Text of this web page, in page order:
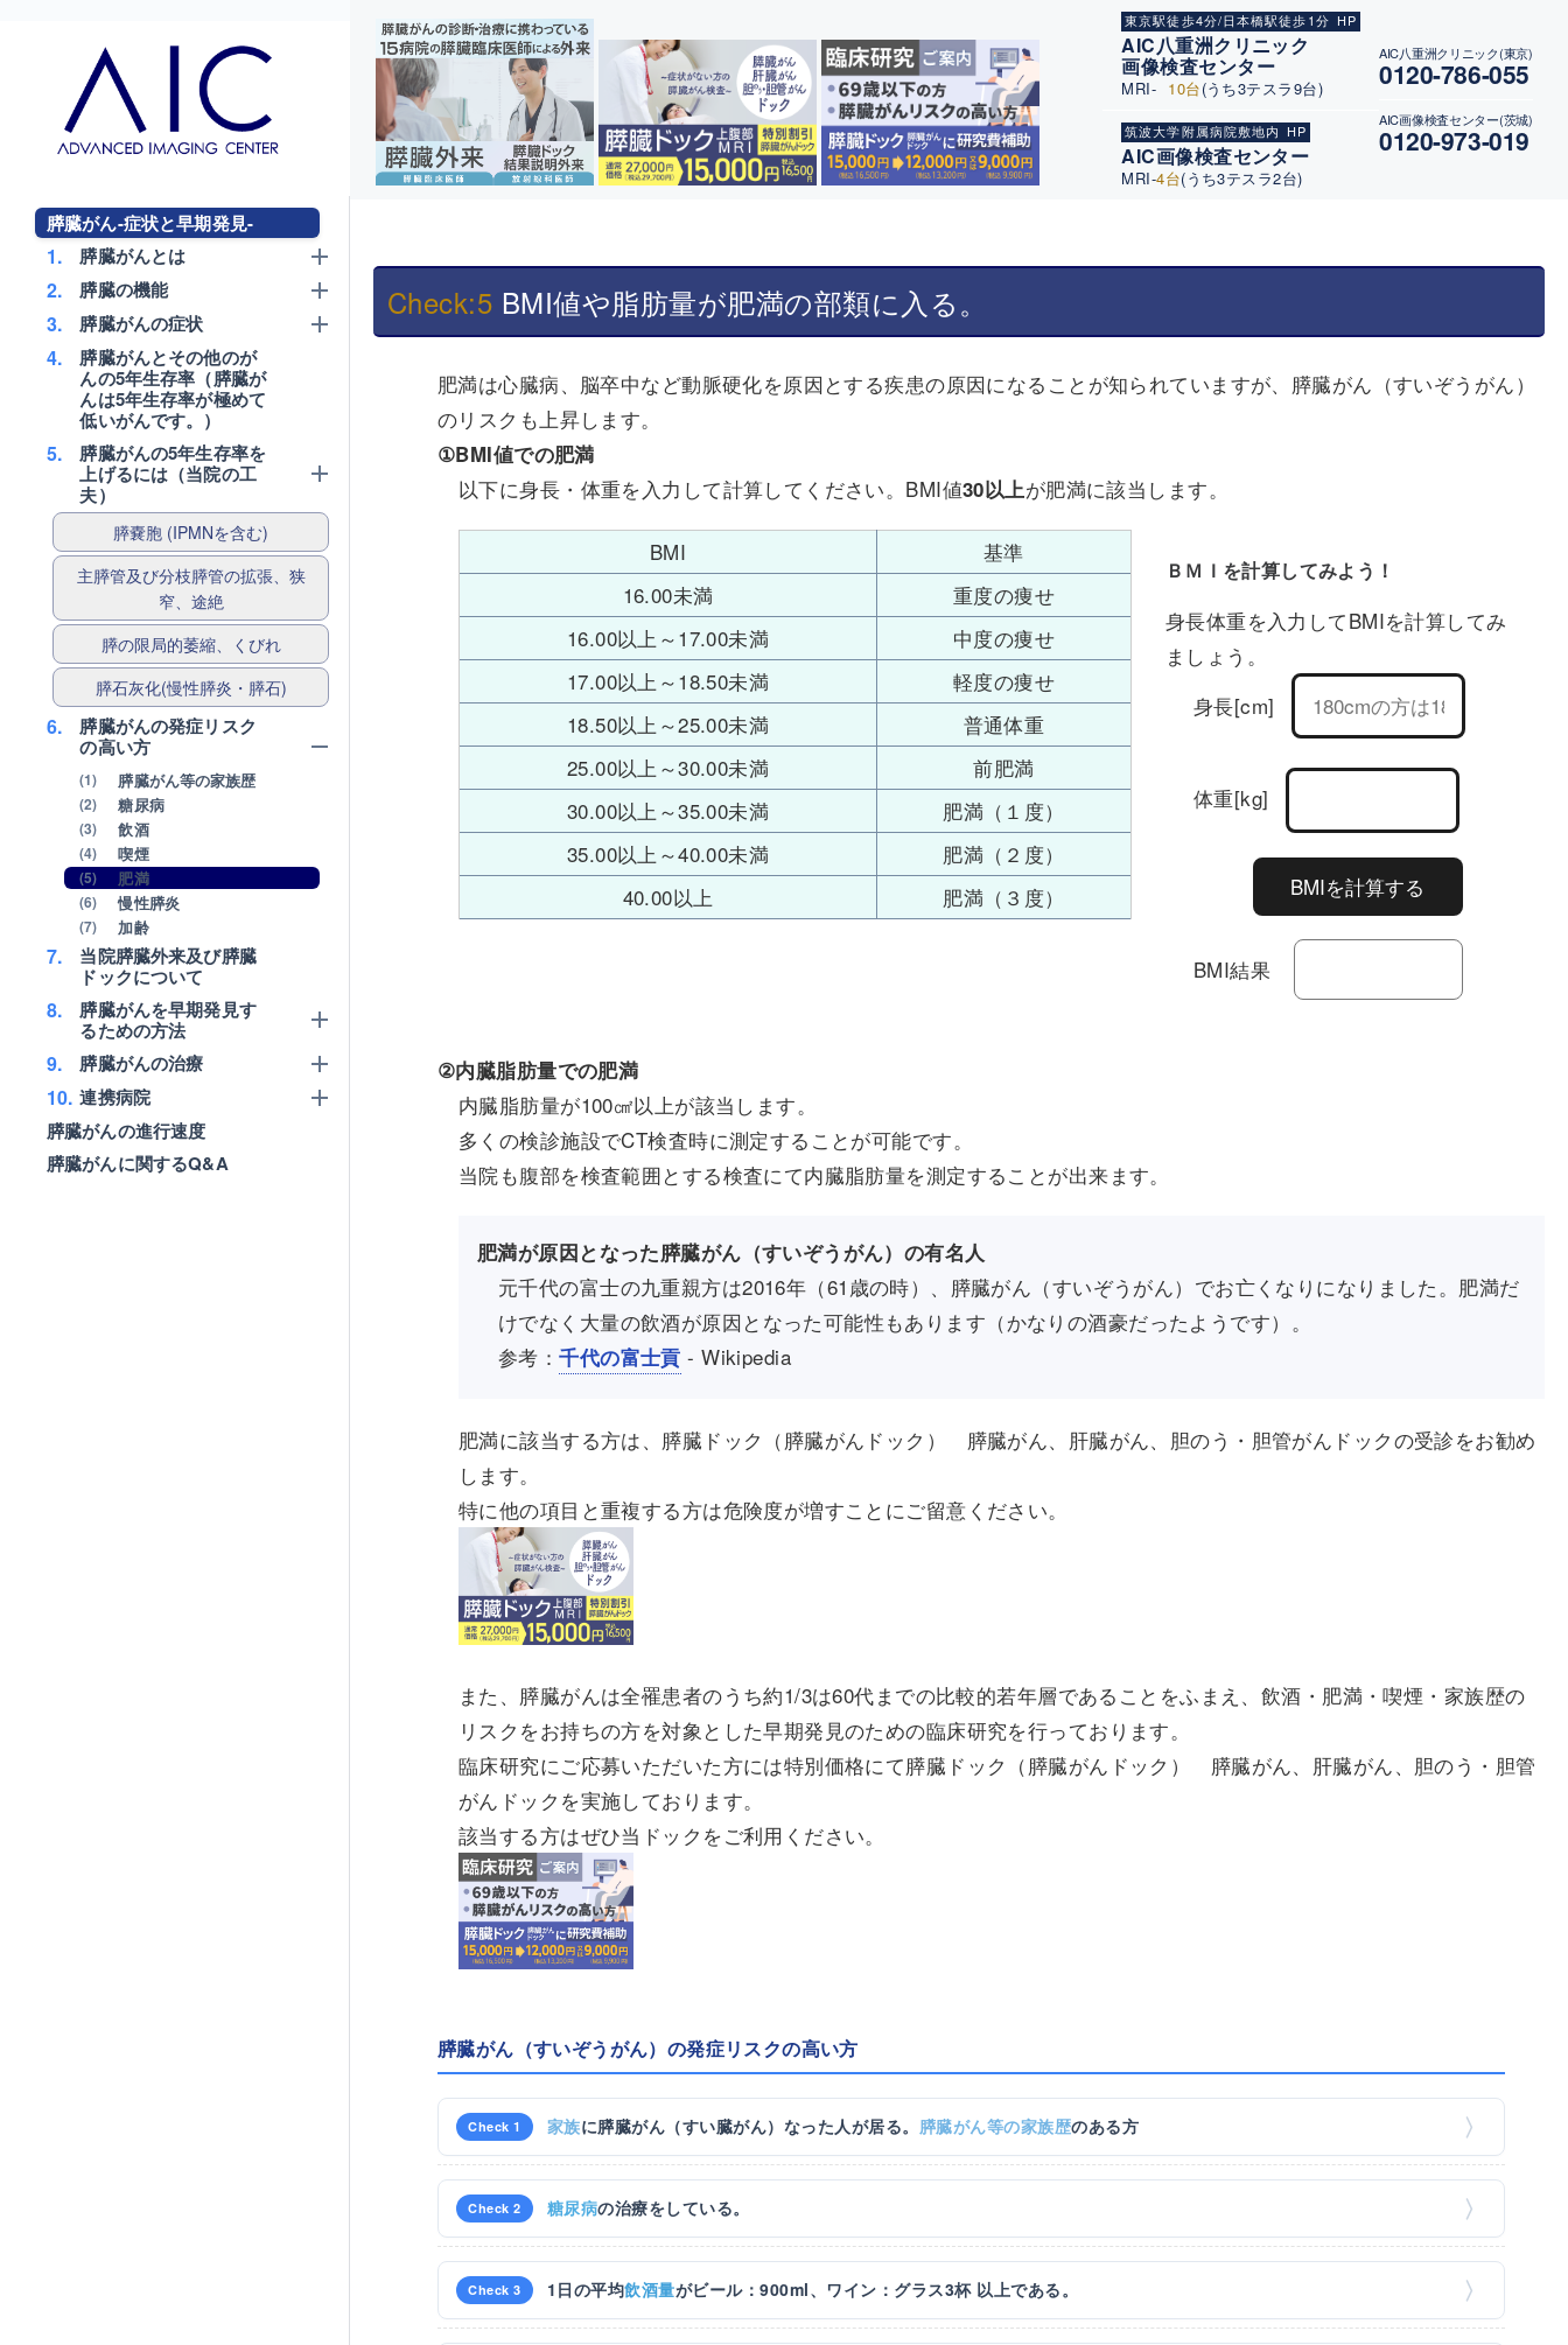
膵臓がん-症状と早期発見-
1. 膵臓がんとは
2. 膵臓の機能
3. 膵臓がんの症状
4.
膵臓がんとその他のが
んの5年生存率（膵臓が
んは5年生存率が極めて
低いがんです。）
5.
膵臓がんの5年生存率を
上げるには（当院の工
夫）
膵嚢胞 (IPMNを含む)
主膵管及び分枝膵管の拡張、狭
窄、途絶
膵の限局的萎縮、くびれ
膵石灰化(慢性膵炎・膵石)
6.
膵臓がんの発症リスク
の高い方
(1) 膵臓がん等の家族歴
(2) 糖尿病
(3) 飲酒
(4) 喫煙
(5) 肥満
(6) 慢性膵炎
(7) 加齢
7.
当院膵臓外来及び膵臓
ドックについて
8.
膵臓がんを早期発見す
るための方法
9. 膵臓がんの治療
10. 連携病院
膵臓がんの進行速度
膵臓がんに関するQ&A
東京駅徒歩4分/日本橋駅徒歩1分 HP
AIC八重洲クリニック
画像検査センター
MRI- 10台(うち3テスラ9台)
筑波大学附属病院敷地内 HP
AIC画像検査センター
MRI-4台(うち3テスラ2台)
AIC八重洲クリニック(東京)
0120-786-055
AIC画像検査センター(茨城)
0120-973-019
Check:5 BMI値や脂肪量が肥満の部類に入る。
肥満は心臓病、脳卒中など動脈硬化を原因とする疾患の原因になることが知られていますが、膵臓がん（すいぞうがん）
のリスクも上昇します。
BMI値での肥満
以下に身長・体重を入力して計算してください。BMI値30以上が肥満に該当します。
BMI
基準
16.00未満
重度の痩せ
16.00以上～17.00未満
中度の痩せ
17.00以上～18.50未満
軽度の痩せ
18.50以上～25.00未満
普通体重
25.00以上～30.00未満
前肥満
30.00以上～35.00未満
肥満（１度）
35.00以上～40.00未満
肥満（２度）
40.00以上
肥満（３度）
ＢＭＩを計算してみよう！
身長体重を入力してBMIを計算してみ
ましょう。
身長[cm]
体重[kg]
BMI結果
内臓脂肪量での肥満
内臓脂肪量が100㎠以上が該当します。
多くの検診施設でCT検査時に測定することが可能です。
当院も腹部を検査範囲とする検査にて内臓脂肪量を測定することが出来ます。
肥満が原因となった膵臓がん（すいぞうがん）の有名人
元千代の富士の九重親方は2016年（61歳の時）、膵臓がん（すいぞうがん）でお亡くなりになりました。肥満だ
けでなく大量の飲酒が原因となった可能性もあります（かなりの酒豪だったようです）。
参考：千代の富士貢 - Wikipedia
肥満に該当する方は、膵臓ドック（膵臓がんドック） 膵臓がん、肝臓がん、胆のう・胆管がんドックの受診をお勧め
します。
特に他の項目と重複する方は危険度が増すことにご留意ください。
また、膵臓がんは全罹患者のうち約1/3は60代までの比較的若年層であることをふまえ、飲酒・肥満・喫煙・家族歴の
リスクをお持ちの方を対象とした早期発見のための臨床研究を行っております。
臨床研究にご応募いただいた方には特別価格にて膵臓ドック（膵臓がんドック） 膵臓がん、肝臓がん、胆のう・胆管
がんドックを実施しております。
該当する方はぜひ当ドックをご利用ください。
膵臓がん（すいぞうがん）の発症リスクの高い方
Check 1 家族に膵臓がん（すい臓がん）なった人が居る。 膵臓がん等の家族歴のある方
Check 2 糖尿病の治療をしている。
Check 3 1日の平均飲酒量がビール：900ml、ワイン：グラス3杯 以上である。